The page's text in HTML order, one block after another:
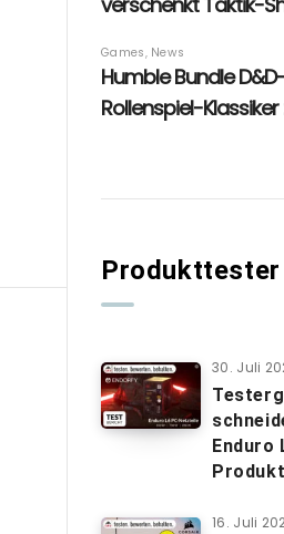
Produkttester
30. Juli
Enduro
16. Juli